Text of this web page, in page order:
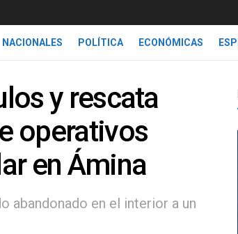
NACIONALES POLÍTICA ECONÓMICAS
y rescata
operativos
en Ámina
abandonado en el interior a un